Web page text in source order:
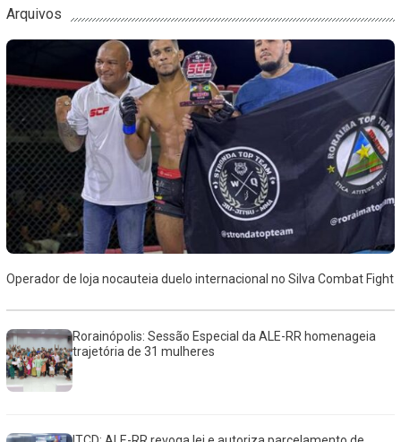
Arquivos
Operador de loja nocauteia duelo internacional no Silva Combat Fight
Rorainópolis: Sessão Especial da ALE-RR homenageia
trajetória de 31 mulheres